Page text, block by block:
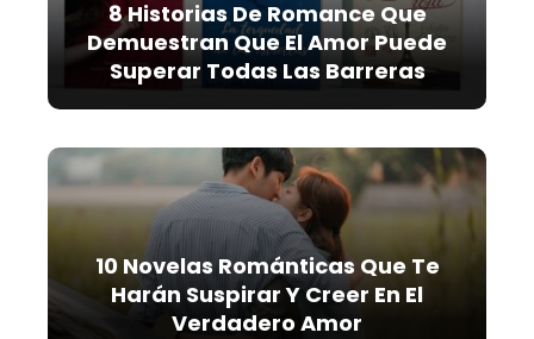
8 Historias De Romance Que
Demuestran Que El Amor Puede
Superar Todas Las Barreras
10 Novelas Románticas Que Te
Harán Suspirar Y Creer En El
Verdadero Amor